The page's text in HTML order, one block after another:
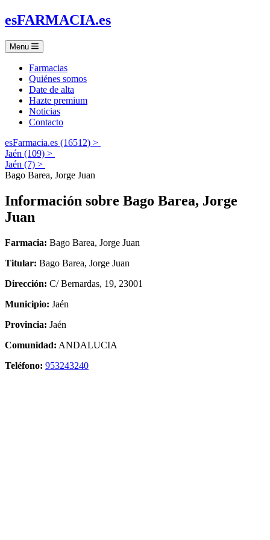
esFARMACIA.es
Menu
Farmacias
Quiénes somos
Date de alta
Hazte premium
Noticias
Contacto
esFarmacia.es (16512) >
Jaén (109) >
Jaén (7) >
Bago Barea, Jorge Juan
Información sobre Bago Barea, Jorge
Juan
Farmacia: Bago Barea, Jorge Juan
Titular: Bago Barea, Jorge Juan
Dirección: C/ Bernardas, 19, 23001
Municipio: Jaén
Provincia: Jaén
Comunidad: ANDALUCIA
Teléfono: 953243240